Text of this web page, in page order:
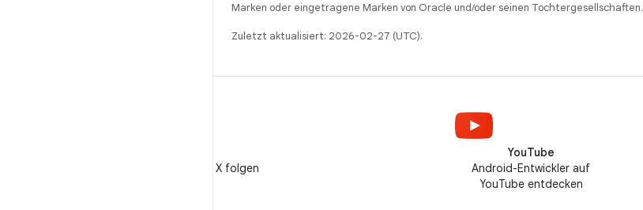
Marken oder eingetragene Marken von Oracle und/oder seinen Tochtergesellschaften.
Zuletzt aktualisiert: 2026-02-27 (UTC).
@AndroidDev auf X folgen
YouTube
Android-Entwickler auf
YouTube entdecken